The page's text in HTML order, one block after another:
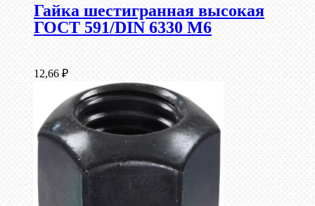
Гайка шестигранная высокая
ГОСТ 591/DIN 6330 М6
12,66 ₽